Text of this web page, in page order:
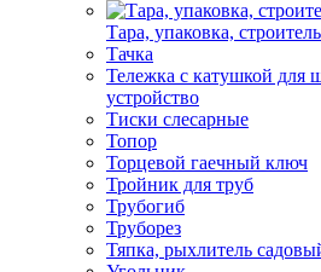
Тара, упаковка,
Тачка
Тележка с катушкой для
устройство
Тиски слесарные
Топор
Торцевой гаечный ключ
Тройник для труб
Трубогиб
Труборез
Тяпка, рыхлитель